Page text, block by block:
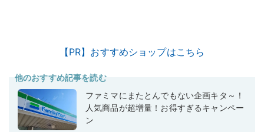
【PR】おすすめショップはこちら
他のおすすめ記事を読む
ファミマにまたとんでもない企画キタ～！
人気商品が超増量！お得すぎるキャンペー
ン